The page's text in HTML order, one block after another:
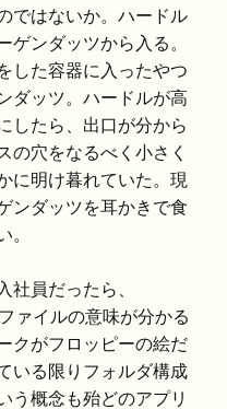
ではないか。ハードル
ゲンダッツから入る。
した容器に入ったやつ
ダッツ。ハードルが高
したら、出口が分から
の穴をなるべく小さく
に明け暮れていた。現
ンダッツを耳かきで食
。
員だったら、
ァイルの意味が分かる
クがフロッピーの絵だ
いる限りフォルダ構成
う概念も殆どのアプリ